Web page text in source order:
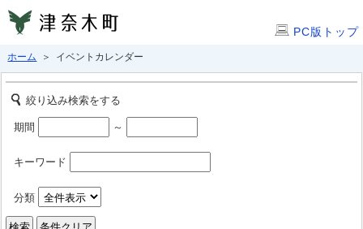
PC版トップ
ホーム ＞ イベントカレンダー
絞り込み検索をする
期間 ～
キーワード
分類